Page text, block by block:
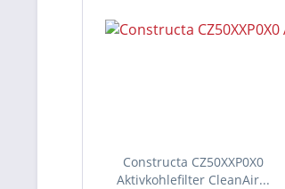
Constructa CZ50XXP0X0
Aktivkohlefilter CleanAir...